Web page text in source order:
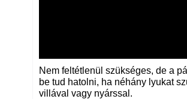
Nem feltétlenül szükséges, de a
be tud hatolni, ha néhány lyukat
villával vagy nyárssal.